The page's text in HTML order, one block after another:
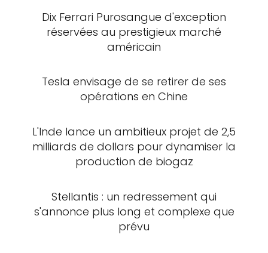
Dix Ferrari Purosangue d'exception
réservées au prestigieux marché
américain
Tesla envisage de se retirer de ses
opérations en Chine
L'Inde lance un ambitieux projet de 2,5
milliards de dollars pour dynamiser la
production de biogaz
Stellantis : un redressement qui
s'annonce plus long et complexe que
prévu